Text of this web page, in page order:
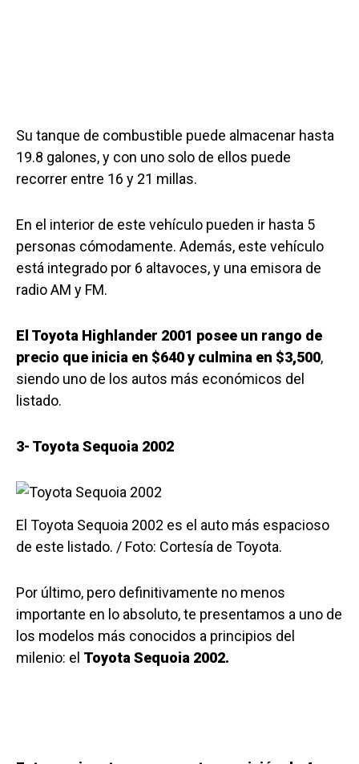
Su tanque de combustible puede almacenar hasta
19.8 galones, y con uno solo de ellos puede
recorrer entre 16 y 21 millas.
En el interior de este vehículo pueden ir hasta 5
personas cómodamente. Además, este vehículo
está integrado por 6 altavoces, y una emisora de
radio AM y FM.
El Toyota Highlander 2001 posee un rango de
precio que inicia en $640 y culmina en $3,500,
siendo uno de los autos más económicos del
listado.
3- Toyota Sequoia 2002
El Toyota Sequoia 2002 es el auto más espacioso
de este listado. / Foto: Cortesía de Toyota.
Por último, pero definitivamente no menos
importante en lo absoluto, te presentamos a uno de
los modelos más conocidos a principios del
milenio: el Toyota Sequoia 2002.